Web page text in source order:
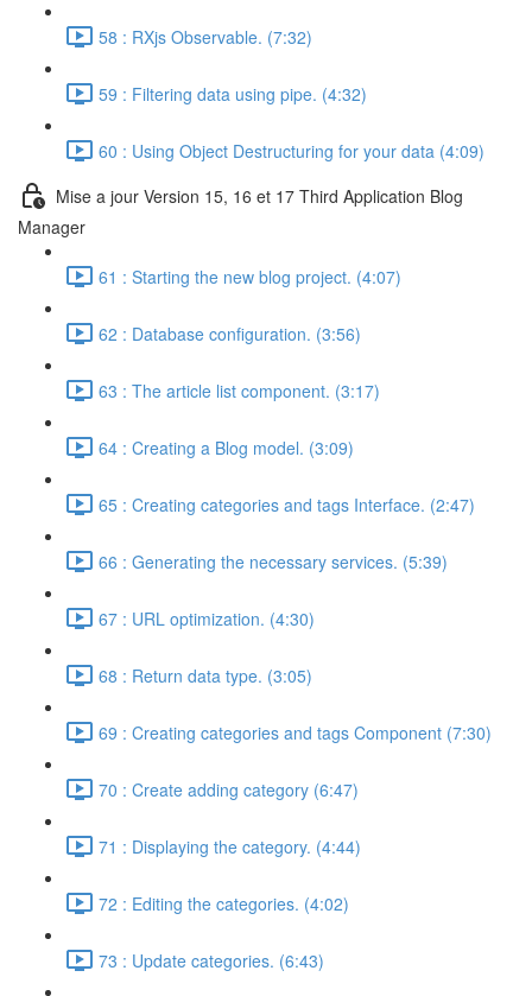
58 : RXjs Observable. (7:32)
59 : Filtering data using pipe. (4:32)
60 : Using Object Destructuring for your data (4:09)
Mise a jour Version 15, 16 et 17 Third Application Blog
Manager
61 : Starting the new blog project. (4:07)
62 : Database configuration. (3:56)
63 : The article list component. (3:17)
64 : Creating a Blog model. (3:09)
65 : Creating categories and tags Interface. (2:47)
66 : Generating the necessary services. (5:39)
67 : URL optimization. (4:30)
68 : Return data type. (3:05)
69 : Creating categories and tags Component (7:30)
70 : Create adding category (6:47)
71 : Displaying the category. (4:44)
72 : Editing the categories. (4:02)
73 : Update categories. (6:43)